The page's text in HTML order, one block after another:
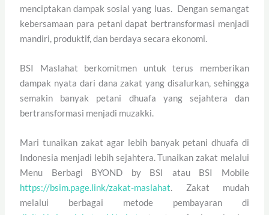
menciptakan dampak sosial yang luas. Dengan semangat
kebersamaan para petani dapat bertransformasi menjadi
mandiri, produktif, dan berdaya secara ekonomi.
BSI Maslahat berkomitmen untuk terus memberikan
dampak nyata dari dana zakat yang disalurkan, sehingga
semakin banyak petani dhuafa yang sejahtera dan
bertransformasi menjadi muzakki.
Mari tunaikan zakat agar lebih banyak petani dhuafa di
Indonesia menjadi lebih sejahtera. Tunaikan zakat melalui
Menu Berbagi BYOND by BSI atau BSI Mobile
https://bsim.page.link/zakat-maslahat. Zakat mudah
melalui berbagai metode pembayaran di